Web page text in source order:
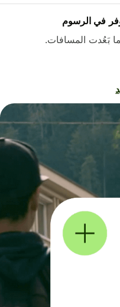
في الرسوم
بَعُدت المسافات.